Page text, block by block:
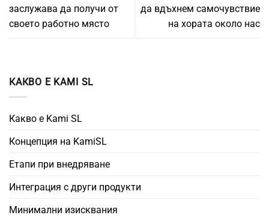
заслужава да получи от
своето работно място
да вдъхнем самочувствие
на хората около нас
КАКВО Е KAMI SL
Какво е Kami SL
Концепция на KamiSL
Етапи при внедряване
Интеграция с други продукти
Минимални изисквания